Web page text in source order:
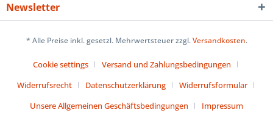
Newsletter
* Alle Preise inkl. gesetzl. Mehrwertsteuer zzgl.Versandkosten.
Cookie settings
Versand und Zahlungsbedingungen
Widerrufsrecht
Datenschutzerklärung
Widerrufsformular
Unsere Allgemeinen Geschäftsbedingungen
Impressum